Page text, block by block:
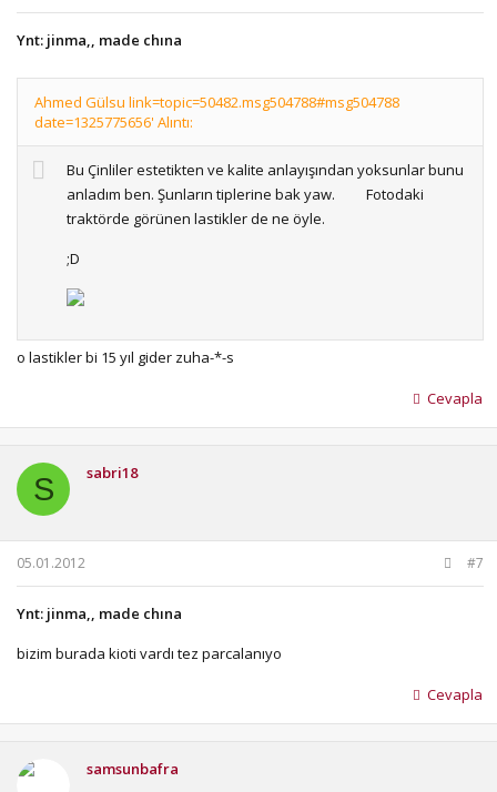
Ynt: jinma,, made chına
Ahmed Gülsu link=topic=50482.msg504788#msg504788
date=1325775656' Alıntı:
Bu Çinliler estetikten ve kalite anlayışından yoksunlar bunu
anladım ben. Şunların tiplerine bak yaw.
Fotodaki
traktörde görünen lastikler de ne öyle.
;D
Türkiyede'de satışı varmış.
o lastikler bi 15 yıl gider zuha-*-s
Cevapla
S sabri18
05.01.2012 #7
Ynt: jinma,, made chına
bizim burada kioti vardı tez parcalanıyo
Cevapla
samsunbafra